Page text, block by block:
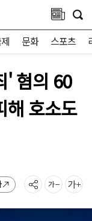
문화 스포츠
' 혐의 60
호소도